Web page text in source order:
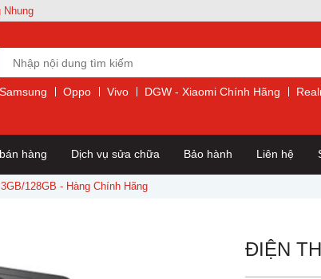
Nhung
Samsung Oppo Vivo DGW - Xiaomi Chính Hãng
hàng Dịch vụ sửa chữa Bảo hành Liên hệ
128GB - Hàng Chính Hãng
ĐIỆN